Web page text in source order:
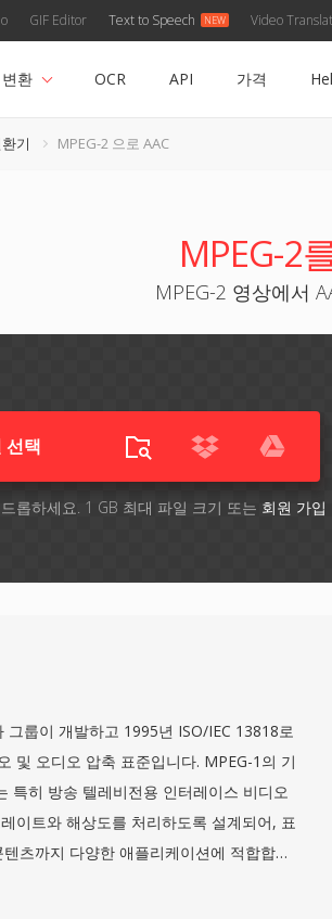
GIF Editor Text to Speech Video
변환 OCR API 가격
기 MPEG-2 으로 AAC
MPEG-2
MPEG-2 영상에서
선택
롭하세요. 1 GB 최대 파일 크기 또는 회원 가입
그룹이 개발하고 1995년 ISO/IEC 13818로
및 오디오 압축 표준입니다. MPEG-1의 기
특히 방송 텔레비전용 인터레이스 비디오
이트와 해상도를 처리하도록 설계되어, 표
츠까지 다양한 애플리케이션에 적합합니
의 개념을 도입하여, 기본 애플리케이션